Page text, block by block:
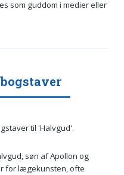
som guddom i medier eller
til 'Halvgud'.
søn af Apollon og
for lægekunsten, ofte